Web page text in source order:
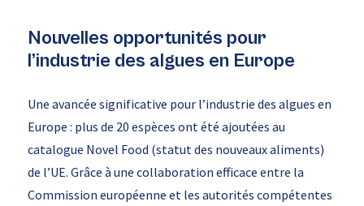
Nouvelles opportunités pour
l’industrie des algues en Europe
Une avancée significative pour l’industrie des algues en
Europe : plus de 20 espèces ont été ajoutées au
catalogue Novel Food (statut des nouveaux aliments)
de l’UE. Grâce à une collaboration efficace entre la
Commission européenne et les autorités compétentes